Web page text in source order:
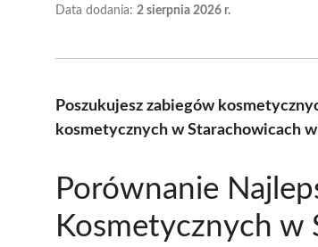
Data dodania: 2 sierpnia 2026 r.
Poszukujesz zabiegów
kosmetycznych w Starachowicach
Porównanie
Kosmetycznych w